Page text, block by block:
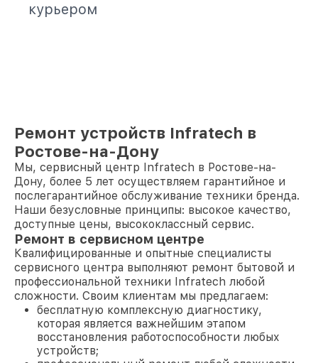
курьером
Ремонт устройств Infratech в
Ростове-на-Дону
Мы, сервисный центр Infratech в Ростове-на-
Дону, более 5 лет осуществляем гарантийное и
послегарантийное обслуживание техники бренда.
Наши безусловные принципы: высокое качество,
доступные цены, высококлассный сервис.
Ремонт в сервисном центре
Квалифицированные и опытные специалисты
сервисного центра выполняют ремонт бытовой и
профессиональной техники Infratech любой
сложности. Своим клиентам мы предлагаем:
бесплатную комплексную диагностику,
которая является важнейшим этапом
восстановления работоспособности любых
устройств;